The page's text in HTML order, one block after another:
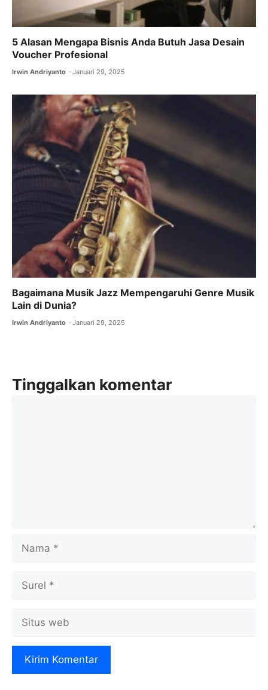
5 Alasan Mengapa Bisnis Anda Butuh Jasa Desain
Voucher Profesional
Irwin Andriyanto Januari 29, 2025
Bagaimana Musik Jazz Mempengaruhi Genre Musik
Lain di Dunia?
Irwin Andriyanto Januari 29, 2025
Tinggalkan komentar
Nama
Surel
Situs
web